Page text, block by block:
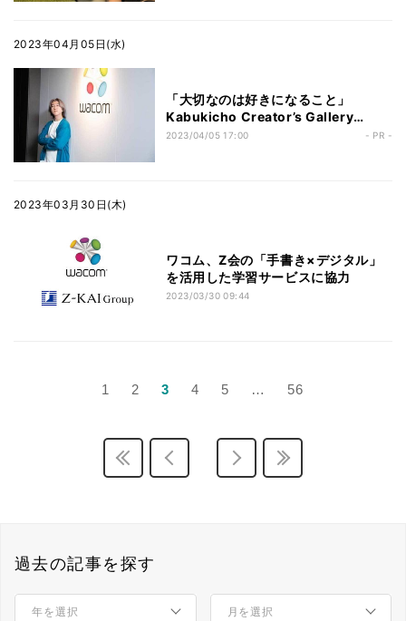
2023年04月05日(水)
「大切なのは好きになること」
Kabukicho Creator’s Gallery
Project最優秀賞受賞者・Tsumugiさ
2023/04/05 17:00 - PR -
2023年03月30日(木)
ワコム、Z会の「手書き×デジタル」
を活用した学習サービスに協力
2023/03/30 09:44
1 2 3 4 5 … 56
過去の記事を探す